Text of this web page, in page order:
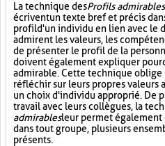
La technique desProfils admirables
écrivent un texte bref et précis
profil d'un individu en lien avec le
admirent les valeurs, les
de présenter le profil de la
doivent également expliquer
admirable. Cette technique oblige
réfléchir sur leurs propres valeurs
un choix d'individu approprié. De
travail avec leurs collègues, la
admirablesleur permet également
dans tout groupe, plusieurs
présents.